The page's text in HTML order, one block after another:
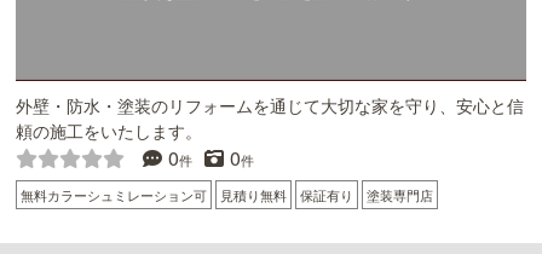
外壁・防水・塗装のリフォームを通じて大切な家を守り、安心と信
頼の施工をいたします。
0件 0件
無料カラーシュミレーション可 見積り無料 保証有り 塗装専門店